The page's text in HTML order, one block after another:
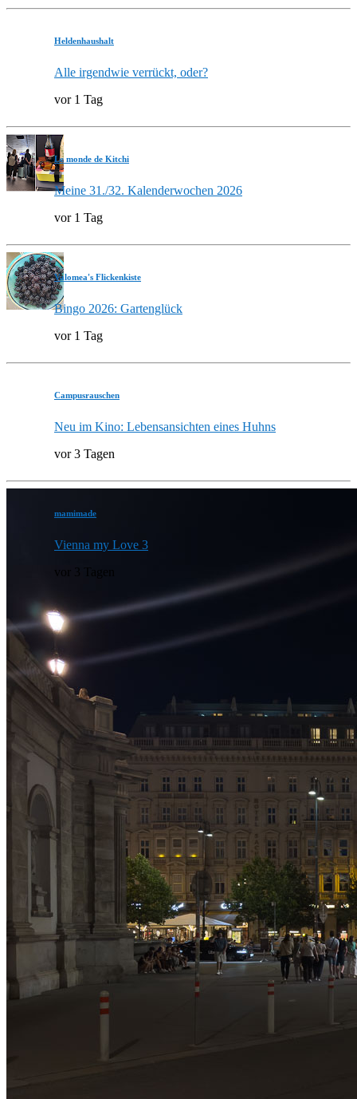
Heldenhaushalt
Alle irgendwie verrückt, oder?
vor 1 Tag
Le monde de Kitchi
Meine 31./32. Kalenderwochen 2026
vor 1 Tag
Valomea's Flickenkiste
Bingo 2026: Gartenglück
vor 1 Tag
Campusrauschen
Neu im Kino: Lebensansichten eines Huhns
vor 3 Tagen
mamimade
Vienna my Love 3
vor 3 Tagen